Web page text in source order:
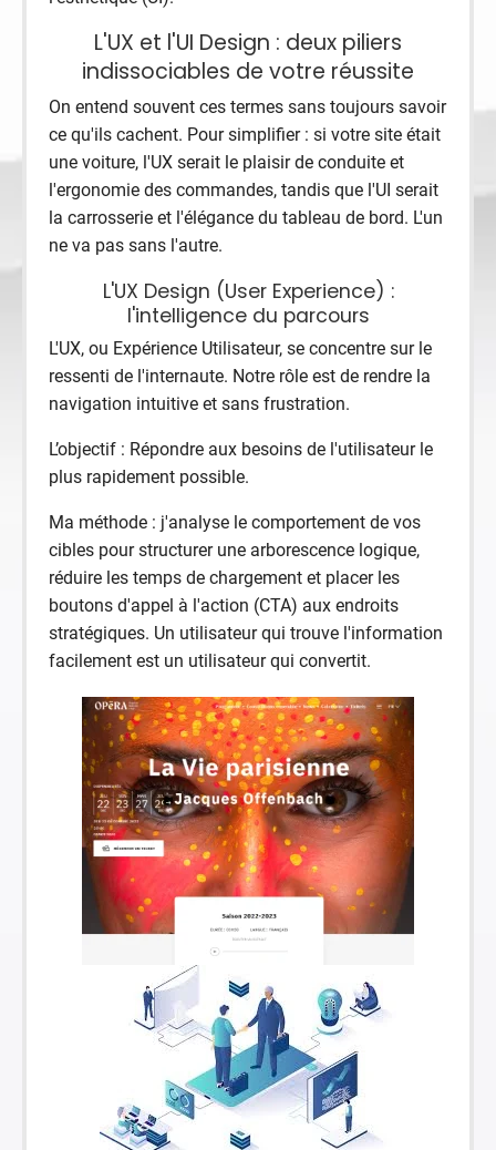
L'UX et l'UI Design : deux piliers
indissociables de votre réussite
On entend souvent ces termes sans toujours savoir
ce qu'ils cachent. Pour simplifier : si votre site était
une voiture, l'UX serait le plaisir de conduite et
l'ergonomie des commandes, tandis que l'UI serait
la carrosserie et l'élégance du tableau de bord. L'un
ne va pas sans l'autre.
L'UX Design (User Experience) :
l'intelligence du parcours
L'UX, ou Expérience Utilisateur, se concentre sur le
ressenti de l'internaute. Notre rôle est de rendre la
navigation intuitive et sans frustration.
L’objectif : Répondre aux besoins de l'utilisateur le
plus rapidement possible.
Ma méthode : j'analyse le comportement de vos
cibles pour structurer une arborescence logique,
réduire les temps de chargement et placer les
boutons d'appel à l'action (CTA) aux endroits
stratégiques. Un utilisateur qui trouve l'information
facilement est un utilisateur qui convertit.